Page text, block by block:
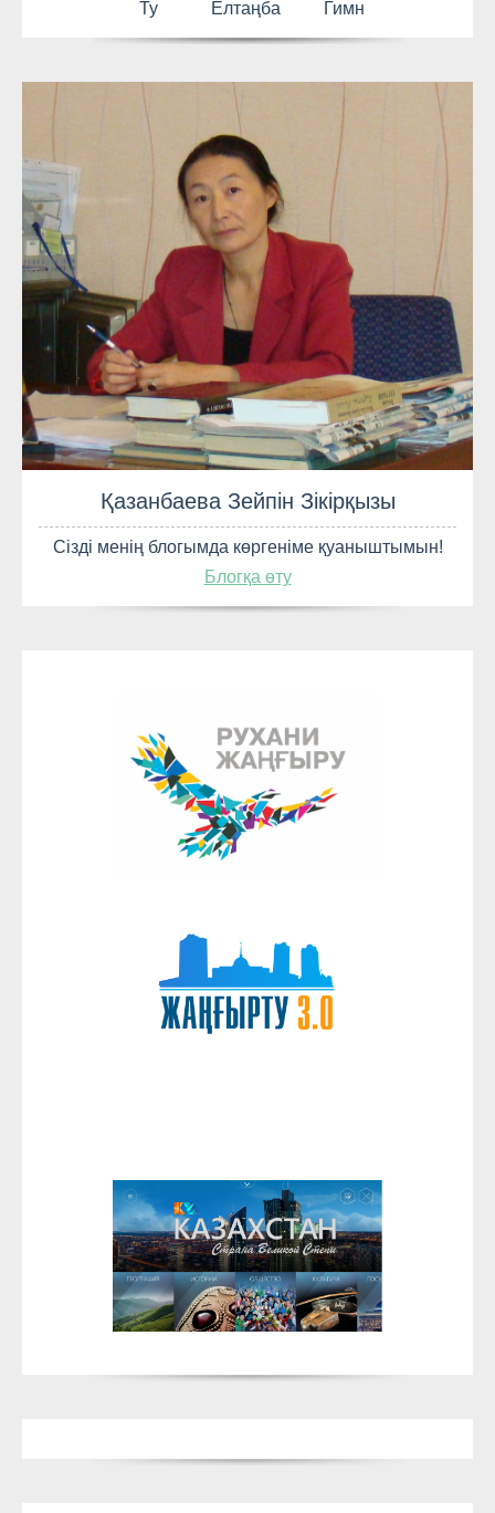
Ту Елтаңба Гимн
Қазанбаева Зейпін Зікірқызы
Сізді менің блогымда көргеніме қуаныштымын!
Блогқа өту